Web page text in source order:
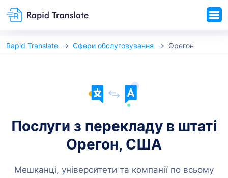
Rapid Translate Сфери обслуговування Орегон
Послуги з перекладу в штаті
Орегон, США
Мешканці, університети та компанії по всьому